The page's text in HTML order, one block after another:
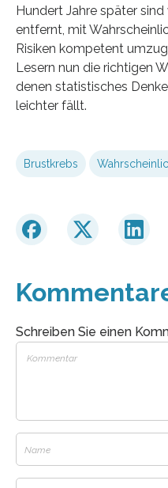
Hundert Jahre später
entfernt, mit
Risiken kompetent
Lesern nun die richtigen
denen statistisches
leichter fällt.
Brustkrebs
Schreiben Sie einen